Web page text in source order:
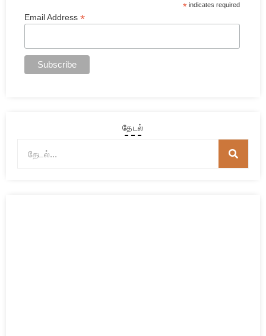
*indicates required
Email Address *
தேடல்